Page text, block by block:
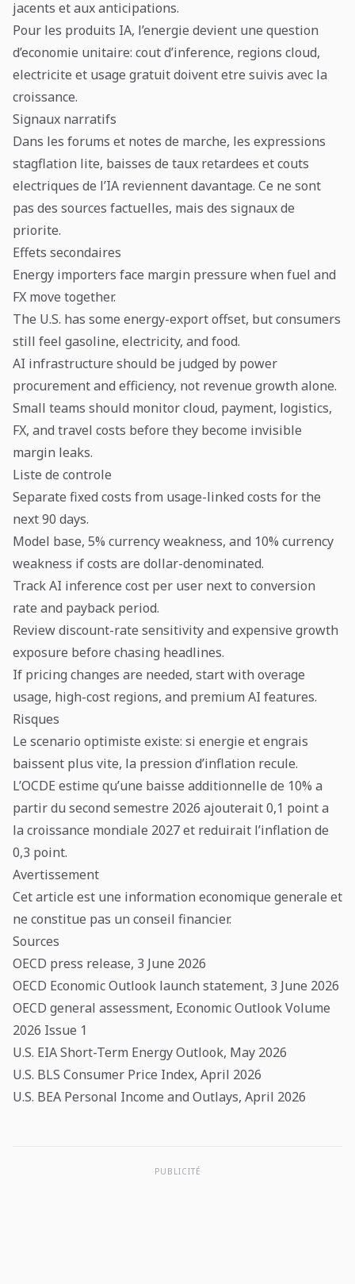
jacents et aux anticipations.
Pour les produits IA, l’energie devient une question
d’economie unitaire: cout d’inference, regions cloud,
electricite et usage gratuit doivent etre suivis avec la
croissance.
Signaux narratifs
Dans les forums et notes de marche, les expressions
stagflation lite, baisses de taux retardees et couts
electriques de l’IA reviennent davantage. Ce ne sont
pas des sources factuelles, mais des signaux de
priorite.
Effets secondaires
Energy importers face margin pressure when fuel and
FX move together.
The U.S. has some energy-export offset, but consumers
still feel gasoline, electricity, and food.
AI infrastructure should be judged by power
procurement and efficiency, not revenue growth alone.
Small teams should monitor cloud, payment, logistics,
FX, and travel costs before they become invisible
margin leaks.
Liste de controle
Separate fixed costs from usage-linked costs for the
next 90 days.
Model base, 5% currency weakness, and 10% currency
weakness if costs are dollar-denominated.
Track AI inference cost per user next to conversion
rate and payback period.
Review discount-rate sensitivity and expensive growth
exposure before chasing headlines.
If pricing changes are needed, start with overage
usage, high-cost regions, and premium AI features.
Risques
Le scenario optimiste existe: si energie et engrais
baissent plus vite, la pression d’inflation recule.
L’OCDE estime qu’une baisse additionnelle de 10% a
partir du second semestre 2026 ajouterait 0,1 point a
la croissance mondiale 2027 et reduirait l’inflation de
0,3 point.
Avertissement
Cet article est une information economique generale et
ne constitue pas un conseil financier.
Sources
OECD press release, 3 June 2026
OECD Economic Outlook launch statement, 3 June 2026
OECD general assessment, Economic Outlook Volume
2026 Issue 1
U.S. EIA Short-Term Energy Outlook, May 2026
U.S. BLS Consumer Price Index, April 2026
U.S. BEA Personal Income and Outlays, April 2026
PUBLICITÉ